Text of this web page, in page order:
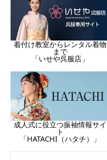
着付け教室からレンタル着物
まで
「いせや呉服店」
成人式に役立つ振袖情報サイ
ト
「HATACHI（ハタチ）」